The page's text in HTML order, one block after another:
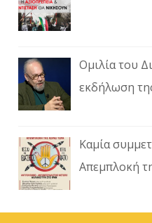
Ομιλία του
εκδήλωση
Καμία
Απεμπλοκή